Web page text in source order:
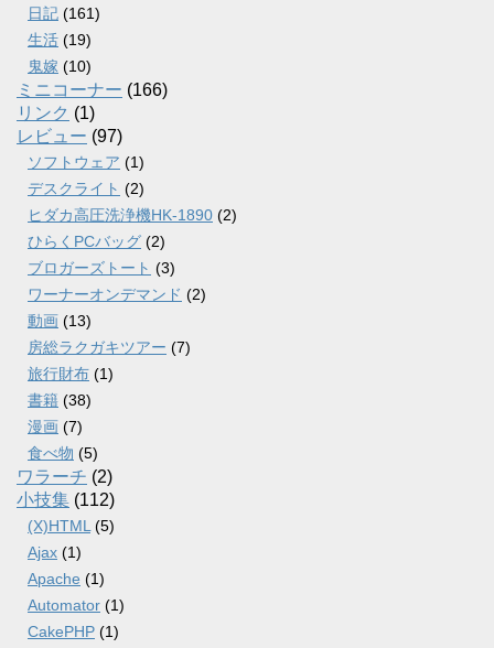
日記 (161)
生活 (19)
鬼嫁 (10)
ミニコーナー (166)
リンク (1)
レビュー (97)
ソフトウェア (1)
デスクライト (2)
ヒダカ高圧洗浄機HK-1890 (2)
ひらくPCバッグ (2)
ブロガーズトート (3)
ワーナーオンデマンド (2)
動画 (13)
房総ラクガキツアー (7)
旅行財布 (1)
書籍 (38)
漫画 (7)
食べ物 (5)
ワラーチ (2)
小技集 (112)
(X)HTML (5)
Ajax (1)
Apache (1)
Automator (1)
CakePHP (1)